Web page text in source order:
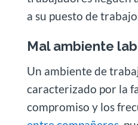
a su puesto de
Mal ambiente
Un ambiente de
caracterizado por la
compromiso y los